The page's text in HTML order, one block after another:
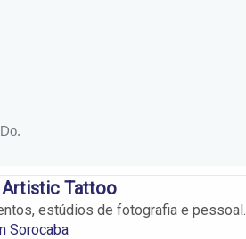
Artistic Tattoo
estúdios de fotografia e pessoal.
Sorocaba